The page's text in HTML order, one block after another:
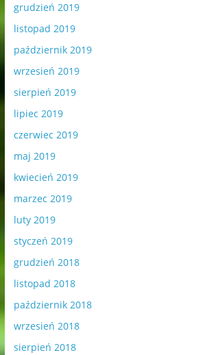
grudzień 2019
listopad 2019
październik 2019
wrzesień 2019
sierpień 2019
lipiec 2019
czerwiec 2019
maj 2019
kwiecień 2019
marzec 2019
luty 2019
styczeń 2019
grudzień 2018
listopad 2018
październik 2018
wrzesień 2018
sierpień 2018